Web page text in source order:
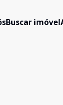
Buscar imóvel